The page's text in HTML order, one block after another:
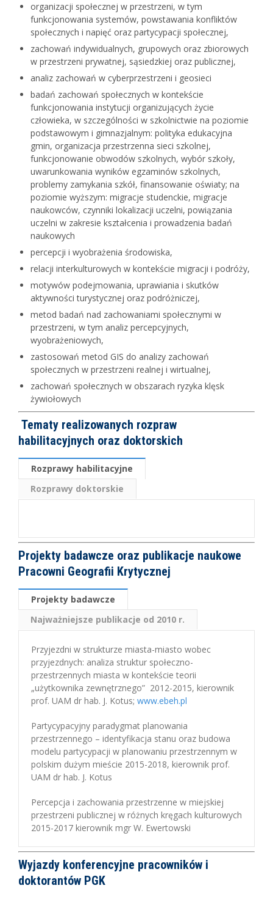
organizacji społecznej w przestrzeni, w tym
funkcjonowania systemów, powstawania konfliktów
społecznych i napięć oraz partycypacji społecznej,
zachowań indywidualnych, grupowych oraz zbiorowych
w przestrzeni prywatnej, sąsiedzkiej oraz publicznej,
analiz zachowań w cyberprzestrzeni i geosieci
badań zachowań społecznych w kontekście
funkcjonowania instytucji organizujących życie
człowieka, w szczególności w szkolnictwie na poziomie
podstawowym i gimnazjalnym: polityka edukacyjna
gmin, organizacja przestrzenna sieci szkolnej,
funkcjonowanie obwodów szkolnych, wybór szkoły,
uwarunkowania wyników egzaminów szkolnych,
problemy zamykania szkół, finansowanie oświaty; na
poziomie wyższym: migracje studenckie, migracje
naukowców, czynniki lokalizacji uczelni, powiązania
uczelni w zakresie kształcenia i prowadzenia badań
naukowych
percepcji i wyobrażenia środowiska,
relacji interkulturowych w kontekście migracji i podróży,
motywów podejmowania, uprawiania i skutków
aktywności turystycznej oraz podróżniczej,
metod badań nad zachowaniami społecznymi w
przestrzeni, w tym analiz percepcyjnych,
wyobrażeniowych,
zastosowań metod GIS do analizy zachowań
społecznych w przestrzeni realnej i wirtualnej,
zachowań społecznych w obszarach ryzyka klęsk
żywiołowych
Tematy realizowanych rozpraw
habilitacyjnych oraz doktorskich
Rozprawy habilitacyjne
Rozprawy doktorskie
Projekty badawcze oraz publikacje naukowe
Pracowni Geografii Krytycznej
Projekty badawcze
Najważniejsze publikacje od 2010 r.
Przyjezdni w strukturze miasta-miasto wobec
przyjezdnych: analiza struktur społeczno-
przestrzennych miasta w kontekście teorii
„użytkownika zewnętrznego” 2012-2015, kierownik
prof. UAM dr hab. J. Kotus; www.ebeh.pl
Partycypacyjny paradygmat planowania
przestrzennego – identyfikacja stanu oraz budowa
modelu partycypacji w planowaniu przestrzennym w
polskim dużym mieście 2015-2018, kierownik prof.
UAM dr hab. J. Kotus
Percepcja i zachowania przestrzenne w miejskiej
przestrzeni publicznej w różnych kręgach kulturowych
2015-2017 kierownik mgr W. Ewertowski
Wyjazdy konferencyjne pracowników i
doktorantów PGK